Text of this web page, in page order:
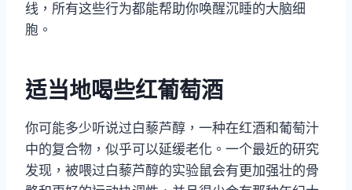
线，所有这些行为都能帮助你唤醒沉睡的大脑细
胞。
适当地喝些红葡萄酒
你可能多少听说过白藜芦醇，一种在红酒和葡萄汁
中的复合物，似乎可以延缓老化。一个最近的研究
发现，被喂过白藜芦醇的实验鼠会有更加强壮的骨